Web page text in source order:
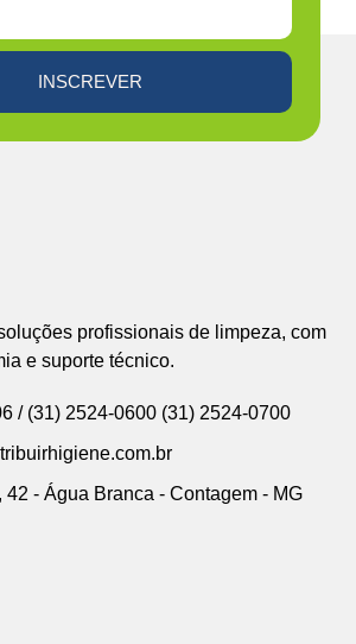
INSCREVER
profissionais de limpeza, com
e suporte técnico.
/ (31) 2524-0600 (31) 2524-0700
42 - Água Branca - Contagem - MG